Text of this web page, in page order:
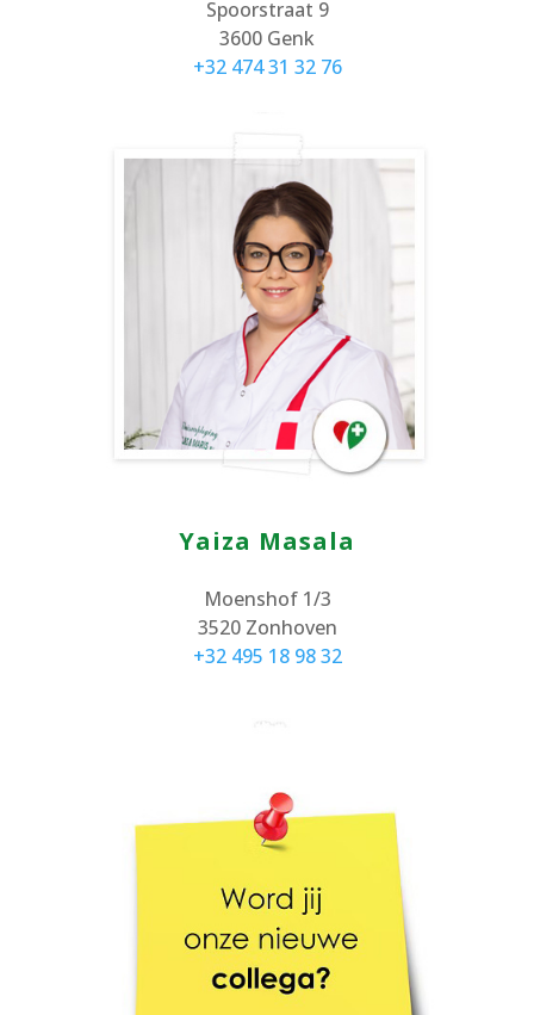
Spoorstraat 9
3600 Genk
+32 474 31 32 76
Yaiza Masala
Moenshof 1/3
3520 Zonhoven
+32 495 18 98 32